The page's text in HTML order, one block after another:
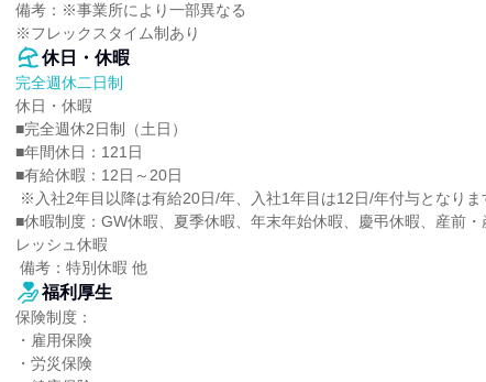
備考：※事業所により一部異なる
※フレックスタイム制あり
休日・休暇
完全週休二日制
休日・休暇
■完全週休2日制（土日）
■年間休日：121日
■有給休暇：12日～20日
■休暇制度：GW休暇、夏季休暇、年末年始休暇、慶弔休暇、産前
レッシュ休暇
備考：特別休暇 他
福利厚生
保険制度：
・雇用保険
・労災保険